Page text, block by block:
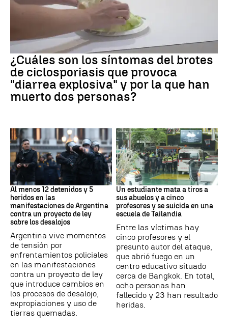
Brote
¿Cuáles son los síntomas del brotes
de ciclosporiasis que provoca
"diarrea explosiva" y por la que han
muerto dos personas?
Al menos 12 detenidos y 5
heridos en las
manifestaciones de Argentina
contra un proyecto de ley
sobre los desalojos
Argentina vive momentos
de tensión por
enfrentamientos policiales
en las manifestaciones
contra un proyecto de ley
que introduce cambios en
los procesos de desalojo,
expropiaciones y uso de
tierras quemadas.
Tailandia
Un estudiante mata a tiros a
sus abuelos y a cinco
profesores y se suicida en una
escuela de Tailandia
Entre las víctimas hay
cinco profesores y el
presunto autor del ataque,
que abrió fuego en un
centro educativo situado
cerca de Bangkok. En total,
ocho personas han
fallecido y 23 han resultado
heridas.